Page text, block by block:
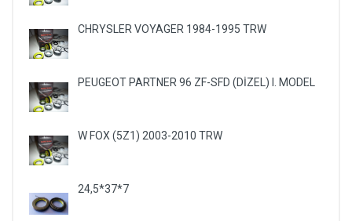
CHRYSLER VOYAGER 1984-1995 TRW
PEUGEOT PARTNER 96 ZF-SFD (DİZEL) I. MODEL
W FOX (5Z1) 2003-2010 TRW
24,5*37*7